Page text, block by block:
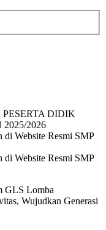
DIDIK
2026
di Website Resmi SMP
di Website Resmi SMP
GLS Lomba
Wujudkan Generasi